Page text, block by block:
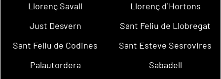
Llorenç Savall
Llorenç d´Hortons
Just Desvern
Sant Feliu de Llobregat
Sant Feliu de Codines
Sant Esteve Sesrovires
Palautordera
Sabadell